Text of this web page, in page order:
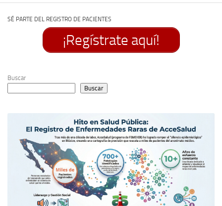
SÉ PARTE DEL REGISTRO DE PACIENTES
¡Regístrate aquí!
Buscar
Buscar